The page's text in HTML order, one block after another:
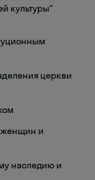
культуры"
церкви
женщин и
наследию и